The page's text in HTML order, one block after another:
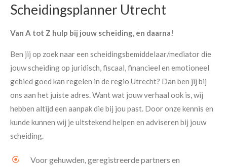
Scheidingsplanner Utrecht
Van A tot Z hulp bij jouw scheiding, en daarna!
Ben jij op zoek naar een scheidingsbemiddelaar/mediator die
jouw scheiding op juridisch, fiscaal, financieel en emotioneel
gebied goed kan regelen in de regio Utrecht? Dan ben jij bij
ons aan het juiste adres. Want wat jouw verhaal ook is, wij
hebben altijd een aanpak die bij jou past. Door onze kennis en
kunde kunnen wij je uitstekend helpen en adviseren bij jouw
scheiding.
Voor gehuwden, geregistreerde partners en